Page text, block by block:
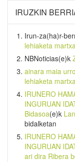
IRUZKIN
Irun-za(ha)r-
lehiaketa
NBNoticias(e)k
ainara maia
lehiaketa
IRUNERO
INGURUAN
Bidasoa(e)k
bidalketan
IRUNERO
INGURUAN
ari dira Ribera